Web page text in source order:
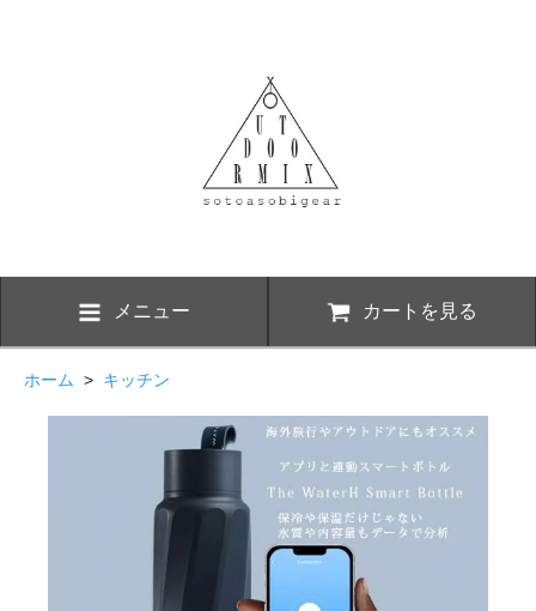
メニュー カートを見る
ホーム > キッチン